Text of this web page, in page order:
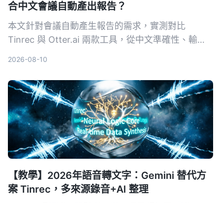
合中文會議自動產出報告？
本文針對會議自動產生報告的需求，實測對比
Tinrec 與 Otter.ai 兩款工具，從中文準確性、輸入
最適合中文會議場景。
2026-08-10
【教學】2026年語音轉文字：Gemini 替代方
案 Tinrec，多來源錄音+AI 整理